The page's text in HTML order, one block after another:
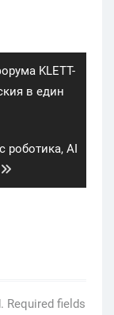
KLETT-
в един
роботика, AI
Required fields